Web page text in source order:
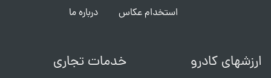
استخدام عکاس
درباره ما
ارزشهای کادرو خدمات تجاری